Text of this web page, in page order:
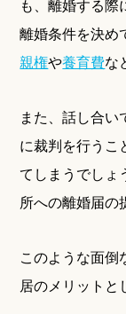
も、離婚する際
離婚条件を決め
親権や養育費な
また、話し合
に裁判を行うこ
てしまうでしょ
所への離婚届の
このような面倒
居のメリットと